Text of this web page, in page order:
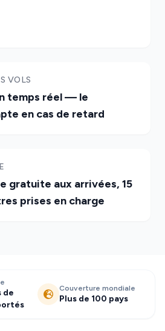
VOLS
temps réel — le
en cas de retard
gratuite aux arrivées, 15
prises en charge
de
Couverture mondiale
Plus de 100 pays